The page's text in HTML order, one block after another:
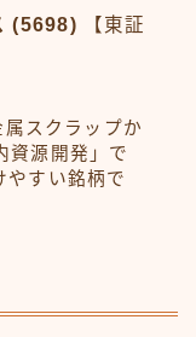
(5698) 【東証
スクラップか
資源開発」で
やすい銘柄で